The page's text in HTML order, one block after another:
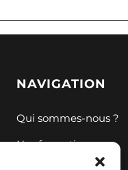
NAVIGATION
Qui sommes-nous ?
Nos formations